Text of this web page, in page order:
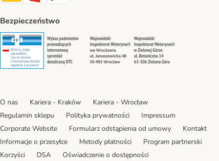
Bezpieczeństwo
Security Security Security
O nas Kariera - Kraków
Kariera - Wrocław
Regulamin sklepu
Polityka prywatności
Impressum
Corporate Website
Formularz odstąpienia od umowy
Kontakt
Informacje o przesyłce
Metody płatności
Program partnerski
Korzyści
DSA Oświadczenie o dostępności